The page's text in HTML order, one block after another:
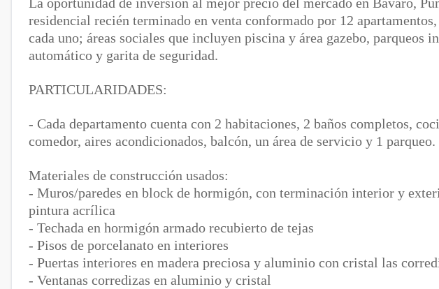
residencial recién terminado en venta conformado por 12
cada uno; áreas sociales que incluyen piscina y área gazebo, parqueos
automático y garita de seguridad.
PARTICULARIDADES:
- Cada departamento cuenta con 2 habitaciones, 2 baños completos,
comedor, aires acondicionados, balcón, un área de servicio y 1 parqueo.
Materiales de construcción usados:
- Muros/paredes en block de hormigón, con terminación interior y
pintura acrílica
- Techada en hormigón armado recubierto de tejas
- Pisos de porcelanato en interiores
- Puertas interiores en madera preciosa y aluminio con cristal las
- Ventanas corredizas en aluminio y cristal